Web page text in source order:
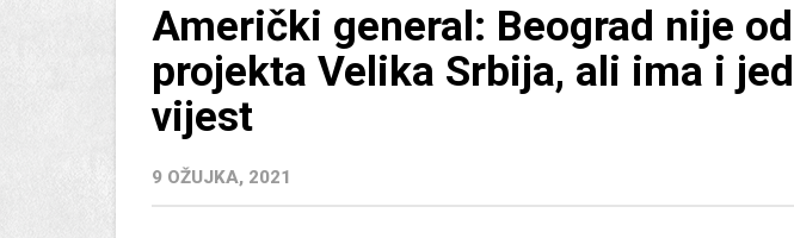
Američki general: Beograd nije
projekta Velika Srbija, ali ima i
vijest
9 OŽUJKA, 2021